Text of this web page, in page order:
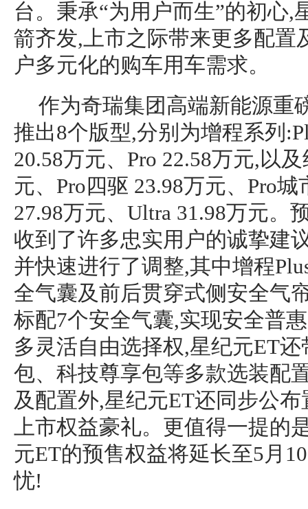
台。秉承“为用户而生”的初心,
箭齐发,上市之际带来更多配置
户多元化的购车用车需求。
作为奇瑞集团高端新能源重
推出8个版型,分别为增程系列
20.58万元、Pro 22.58万元,以
元、Pro四驱 23.98万元、Pro
27.98万元、Ultra 31.98万元。
收到了许多忠实用户的诚挚建
并快速进行了调整,其中增程
全气囊及前后贯穿式侧安全气
标配7个安全气囊,实现安全普
多灵活自由选择权,星纪元ET
包、科技尊享包等多款选装配
及配置外,星纪元ET还同步公
上市权益豪礼。更值得一提的
元ET的预售权益将延长至5月
忧!